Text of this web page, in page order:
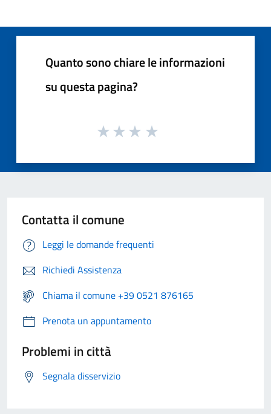
Quanto sono chiare le informazioni
su questa pagina?
Contatta il comune
Leggi le domande frequenti
Richiedi Assistenza
Chiama il comune +39 0521 876165
Prenota un appuntamento
Problemi in città
Segnala disservizio